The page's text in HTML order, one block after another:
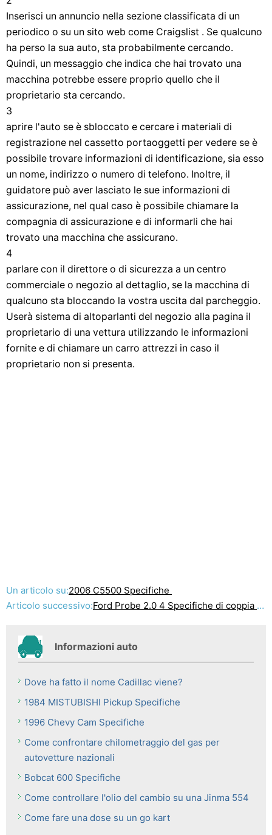
Inserisci un annuncio nella sezione classificata di un
periodico o su un sito web come Craigslist . Se qualcuno
ha perso la sua auto, sta probabilmente cercando.
Quindi, un messaggio che indica che hai trovato una
macchina potrebbe essere proprio quello che il
proprietario sta cercando.
3
aprire l'auto se è sbloccato e cercare i materiali di
registrazione nel cassetto portaoggetti per vedere se è
possibile trovare informazioni di identificazione, sia esso
un nome, indirizzo o numero di telefono. Inoltre, il
guidatore può aver lasciato le sue informazioni di
assicurazione, nel qual caso è possibile chiamare la
compagnia di assicurazione e di informarli che hai
trovato una macchina che assicurano.
4
parlare con il direttore o di sicurezza a un centro
commerciale o negozio al dettaglio, se la macchina di
qualcuno sta bloccando la vostra uscita dal parcheggio.
Userà sistema di altoparlanti del negozio alla pagina il
proprietario di una vettura utilizzando le informazioni
fornite e di chiamare un carro attrezzi in caso il
proprietario non si presenta.
Un articolo su:2006 C5500 Specifiche
Articolo successivo:Ford Probe 2.0 4 Specifiche di coppia cilindri
Informazioni auto
Dove ha fatto il nome Cadillac viene?
1984 MISTUBISHI Pickup Specifiche
1996 Chevy Cam Specifiche
Come confrontare chilometraggio del gas per
autovetture nazionali
Bobcat 600 Specifiche
Come controllare l'olio del cambio su una Jinma 554
Come fare una dose su un go kart